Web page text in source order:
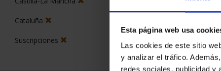
Esta página web usa
Las cookies de este sitio
y analizar el tráfico.
redes sociales, publicidad y
Cataluña
Suscripciones